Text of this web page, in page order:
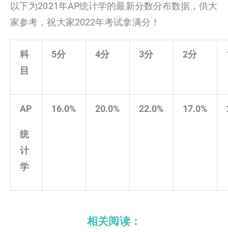
以下为2021年AP统计学的最新分数分布数据，供大
家参考，祝大家2022年考试拿满分！
科
目
5分 4分 3分 2分
AP
统
计
学
16.0% 20.0% 22.0% 17.0%
相关阅读：